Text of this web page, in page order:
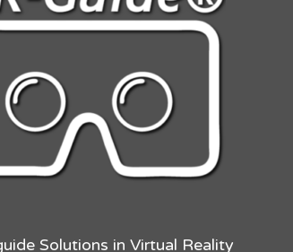
Solutions in Virtual Reality